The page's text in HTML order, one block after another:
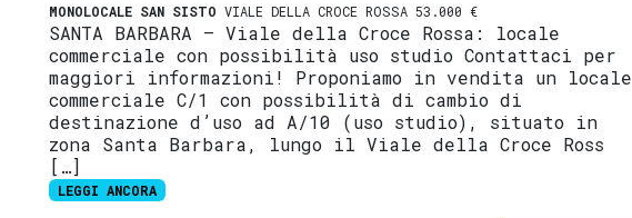
MONOLOCALE SAN SISTO VIALE DELLA CROCE ROSSA 53.000 €
SANTA BARBARA – Viale della Croce Rossa: locale
commerciale con possibilità uso studio Contattaci per
maggiori informazioni! Proponiamo in vendita un locale
commerciale C/1 con possibilità di cambio di
destinazione d’uso ad A/10 (uso studio), situato in
zona Santa Barbara, lungo il Viale della Croce Ross
[…]
LEGGI ANCORA